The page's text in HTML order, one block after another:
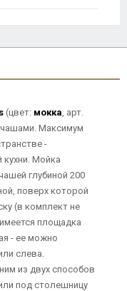
(цвет: мокка, арт.
чашами. Максимум
-
Мойка
глубиной 200
поверх которой
(в комплект не
площадка
- ее можно
слева.
из двух способов
под столешницу